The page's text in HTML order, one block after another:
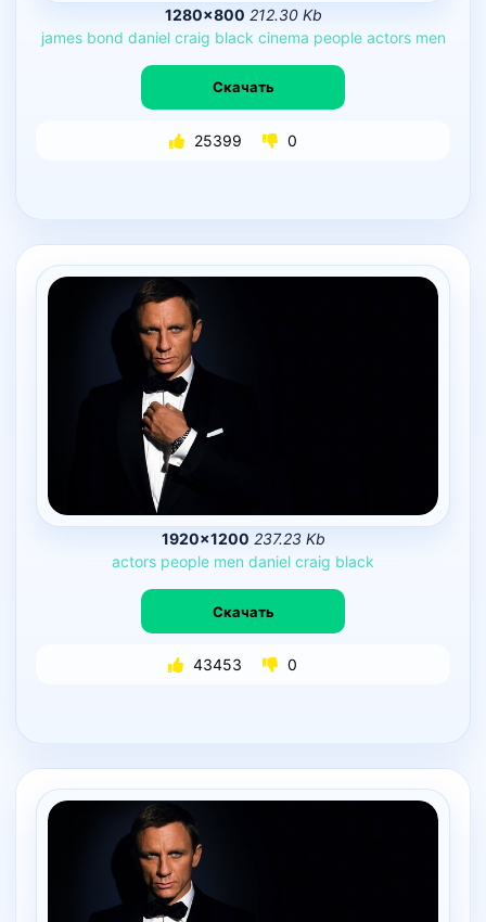
1280×800 212.30 Kb
james bond daniel craig black cinema people actors men
Скачать
25399 0
1920×1200 237.23 Kb
actors people men daniel craig black
Скачать
43453 0